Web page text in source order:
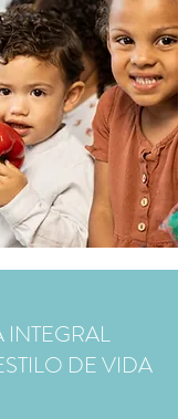
INTEGRAL
DE VIDA